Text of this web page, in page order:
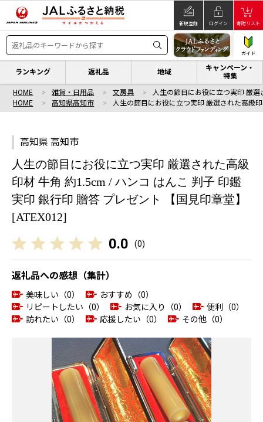
新規登録 ログイン 寄附リスト
ガイド
ランキング 返礼品 地域
キャンペーン・
特集
HOME 雑貨・日用品 文房具
人生の節目にお役に立つ実印 厳
HOME
高知県高知市 人生の節目にお役に立つ実印 厳選された高級
高知県 高知市
人生の節目にお役に立つ実印 厳選された高級
印材 牛角 約1.5cm / ハンコ はんこ 判子 印鑑
実印 銀行印 贈答 プレゼント 【国見印章堂】
[ATEX012]
0.0 (0)
返礼品への感想（集計）
美味しい（0）
おすすめ（0）
リピートしたい（0）
お気に入り（0）
便利（0）
訪れたい（0）
応援したい（0） その他（0）